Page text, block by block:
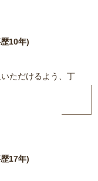
10年)
ただけるよう、丁
17年)